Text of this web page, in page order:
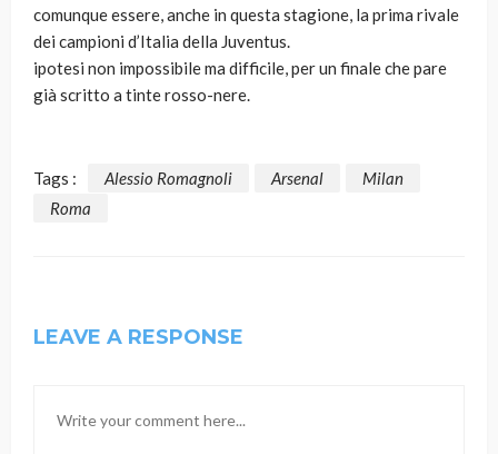
comunque essere, anche in questa stagione, la prima rivale
dei campioni d’Italia della Juventus.
ipotesi non impossibile ma difficile, per un finale che pare
già scritto a tinte rosso-nere.
Tags : Alessio Romagnoli Arsenal
Milan
Roma
LEAVE A RESPONSE